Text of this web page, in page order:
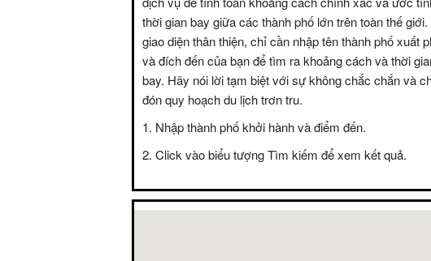
thời gian bay giữa các thành phố lớn trên toàn thế
giao diện thân thiện, chỉ cần nhập tên thành phố xuất
và đích đến của bạn để tìm ra khoảng cách và thời
bay. Hãy nói lời tạm biệt với sự không chắc chắn và
đón quy hoạch du lịch trơn tru.
Nhập thành phố khởi hành và điểm đến.
Click vào biểu tượng Tìm kiếm để xem kết quả.